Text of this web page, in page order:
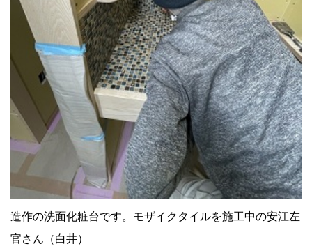
造作の洗面化粧台です。モザイクタイルを施工中の安江左
官さん（白井）